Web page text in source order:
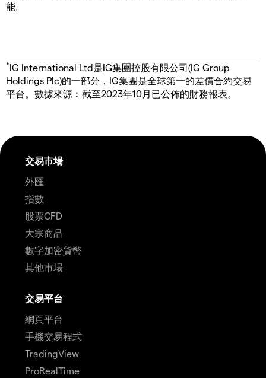
能。
*IG International Ltd是IG集團控股有限公司(IG Group
Holdings Plc)的一部分，IG集團是全球第一的差價合約交易
平台。數據來源︰截至2023年10月已公佈的財務報表。
交易市場
外匯
指數
股票CFD
大宗商品
數字加密貨幣
其他市場
交易平台
網頁平台
手機交易程式
TradingView
ProRealTime